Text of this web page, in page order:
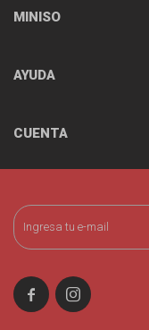
 
MINISO
AYUDA
CUENTA